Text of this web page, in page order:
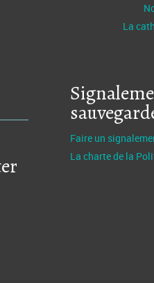
La
Faire un
La charte de la